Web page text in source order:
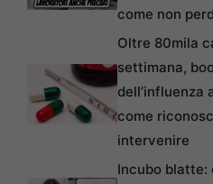
come non
Oltre 80mila
settimana,
dell’influenza
come
intervenire
Incubo blatte: